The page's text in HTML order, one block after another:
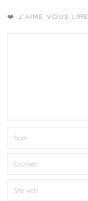
❤️ J'AIME VOUS LIRE